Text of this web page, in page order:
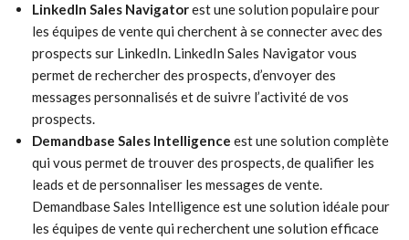
LinkedIn Sales Navigatorest une solution populaire pour
les équipes de vente qui cherchent à se connecter avec des
prospects sur LinkedIn. LinkedIn Sales Navigator vous
permet de rechercher des prospects, d’envoyer des
messages personnalisés et de suivre l’activité de vos
prospects.
Demandbase Sales Intelligence est une solution complète
qui vous permet de trouver des prospects, de qualifier les
leads et de personnaliser les messages de vente.
Demandbase Sales Intelligence est une solution idéale pour
les équipes de vente qui recherchent une solution efficace